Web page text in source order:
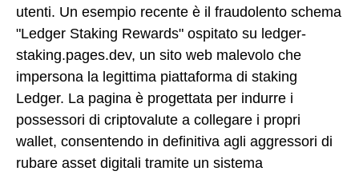
utenti. Un esempio recente è il fraudolento schema
"Ledger Staking Rewards" ospitato su ledger-
staking.pages.dev, un sito web malevolo che
impersona la legittima piattaforma di staking
Ledger. La pagina è progettata per indurre i
possessori di criptovalute a collegare i propri
wallet, consentendo in definitiva agli aggressori di
rubare asset digitali tramite un sistema